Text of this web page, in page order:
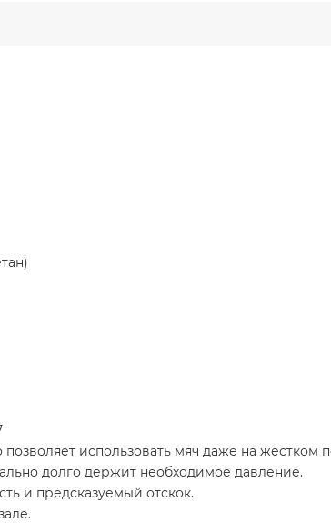
использовать мяч даже на жестком
долго держит необходимое давление.
и предсказуемый отскок.